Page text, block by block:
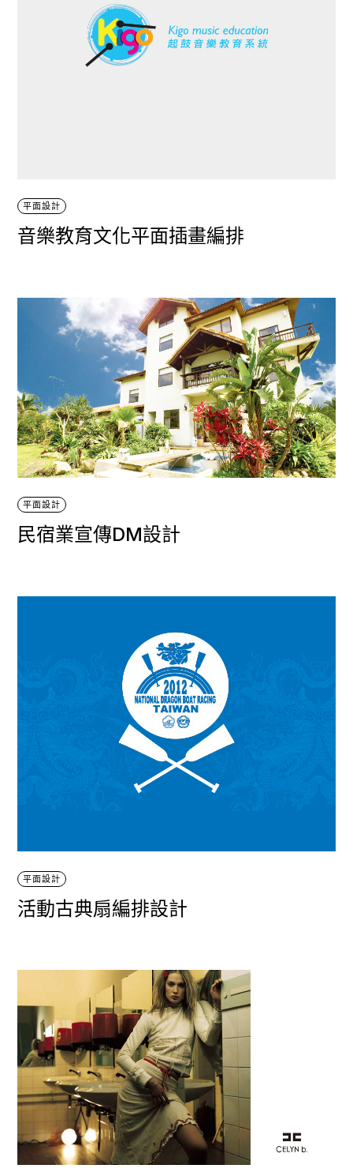
平面設計
音樂教育文化平面插畫編排
平面設計
民宿業宣傳DM設計
平面設計
活動古典扇編排設計